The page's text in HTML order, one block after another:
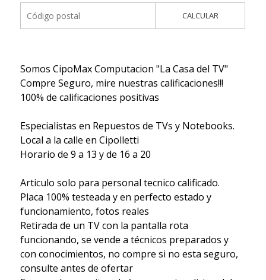
CALCULAR
Somos CipoMax Computacion "La Casa del TV"
Compre Seguro, mire nuestras calificaciones!!!
100% de calificaciones positivas
Especialistas en Repuestos de TVs y Notebooks.
Local a la calle en Cipolletti
Horario de 9 a 13 y de 16 a 20
Articulo solo para personal tecnico calificado.
Placa 100% testeada y en perfecto estado y
funcionamiento, fotos reales
Retirada de un TV con la pantalla rota
funcionando, se vende a técnicos preparados y
con conocimientos, no compre si no esta seguro,
consulte antes de ofertar